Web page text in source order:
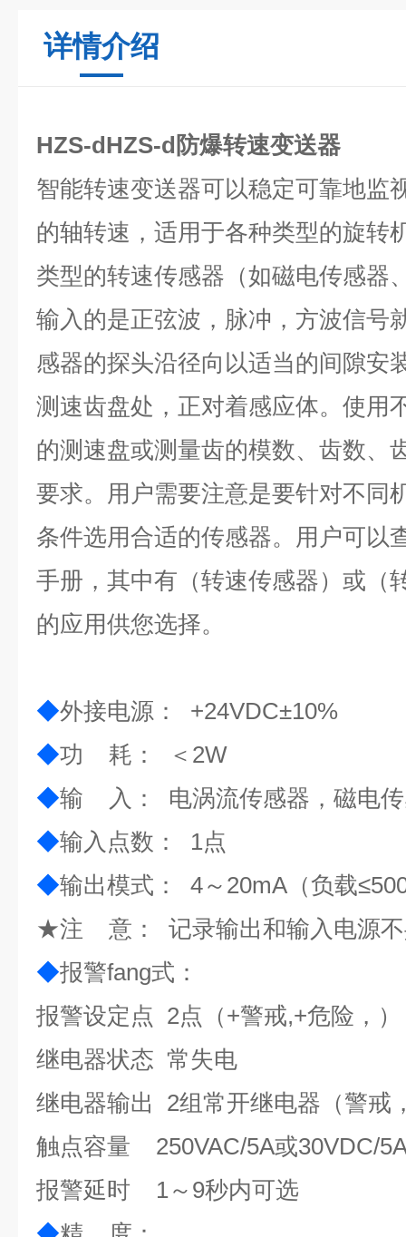
详情介绍
HZS-dHZS-d防爆转速变送器
智能转速变送器可以稳定可靠地监
的轴转速，适用于各种类型的旋转
类型的转速传感器（如磁电传感器
输入的是正弦波，脉冲，方波信号
感器的探头沿径向以适当的间隙安
测速齿盘处，正对着感应体。使用
的测速盘或测量齿的模数、齿数、
要求。用户需要注意是要针对不同
条件选用合适的传感器。用户可以
手册，其中有（转速传感器）或（
的应用供您选择。
◆外接电源： +24VDC±10%
◆功 耗： ＜2W
◆输 入： 电涡流传感器，磁电传
◆输入点数： 1点
◆输出模式： 4～20mA（负载
★注 意： 记录输出和输入电源不
◆报警fang式：
报警设定点 2点（+警戒,+危险，）
继电器状态 常失电
继电器输出 2组常开继电器（警戒
触点容量 250VAC/5A或30VDC/
报警延时 1～9秒内可选